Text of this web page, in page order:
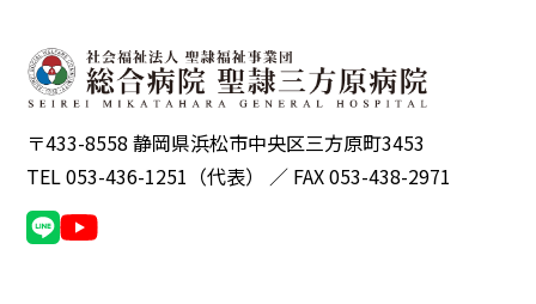
〒433-8558 静岡県浜松市中央区三方原町3453
TEL 053-436-1251（代表） ／ FAX 053-438-2971